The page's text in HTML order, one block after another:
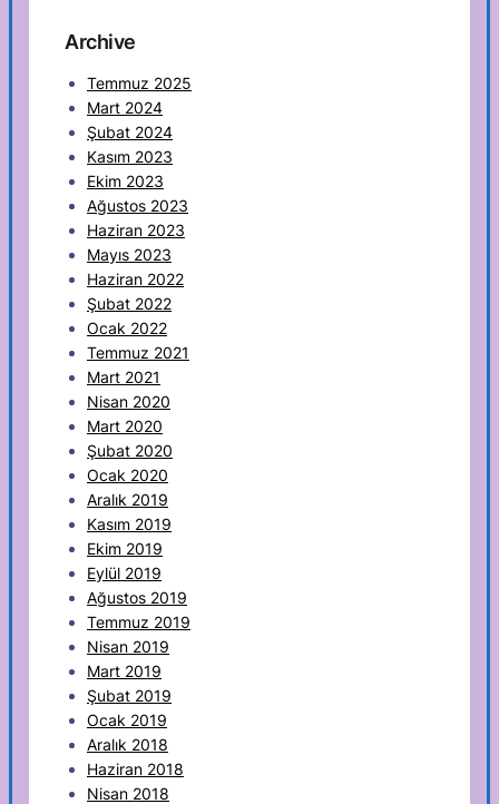
Archive
Temmuz 2025
Mart 2024
Şubat 2024
Kasım 2023
Ekim 2023
Ağustos 2023
Haziran 2023
Mayıs 2023
Haziran 2022
Şubat 2022
Ocak 2022
Temmuz 2021
Mart 2021
Nisan 2020
Mart 2020
Şubat 2020
Ocak 2020
Aralık 2019
Kasım 2019
Ekim 2019
Eylül 2019
Ağustos 2019
Temmuz 2019
Nisan 2019
Mart 2019
Şubat 2019
Ocak 2019
Aralık 2018
Haziran 2018
Nisan 2018